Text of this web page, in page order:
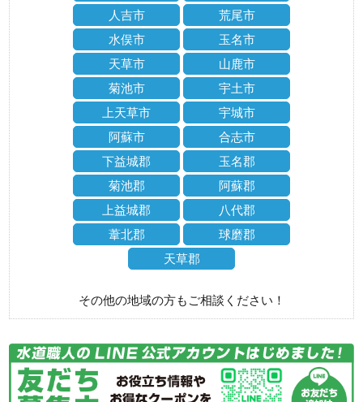
人吉市
荒尾市
水俣市
玉名市
天草市
山鹿市
菊池市
宇土市
上天草市
宇城市
阿蘇市
合志市
下益城郡
玉名郡
菊池郡
阿蘇郡
上益城郡
八代郡
葦北郡
球磨郡
天草郡
その他の地域の方もご相談ください！